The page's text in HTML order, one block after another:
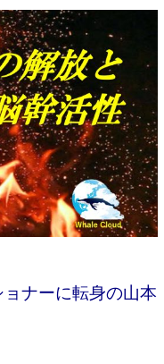
ナーに転身の山本